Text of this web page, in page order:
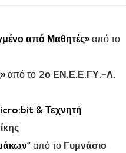
από Μαθητές»από το
από το 2ο ΕΝ.Ε.Ε.ΓΥ.-Λ.
& Τεχνητή
” από το Γυμνάσιο